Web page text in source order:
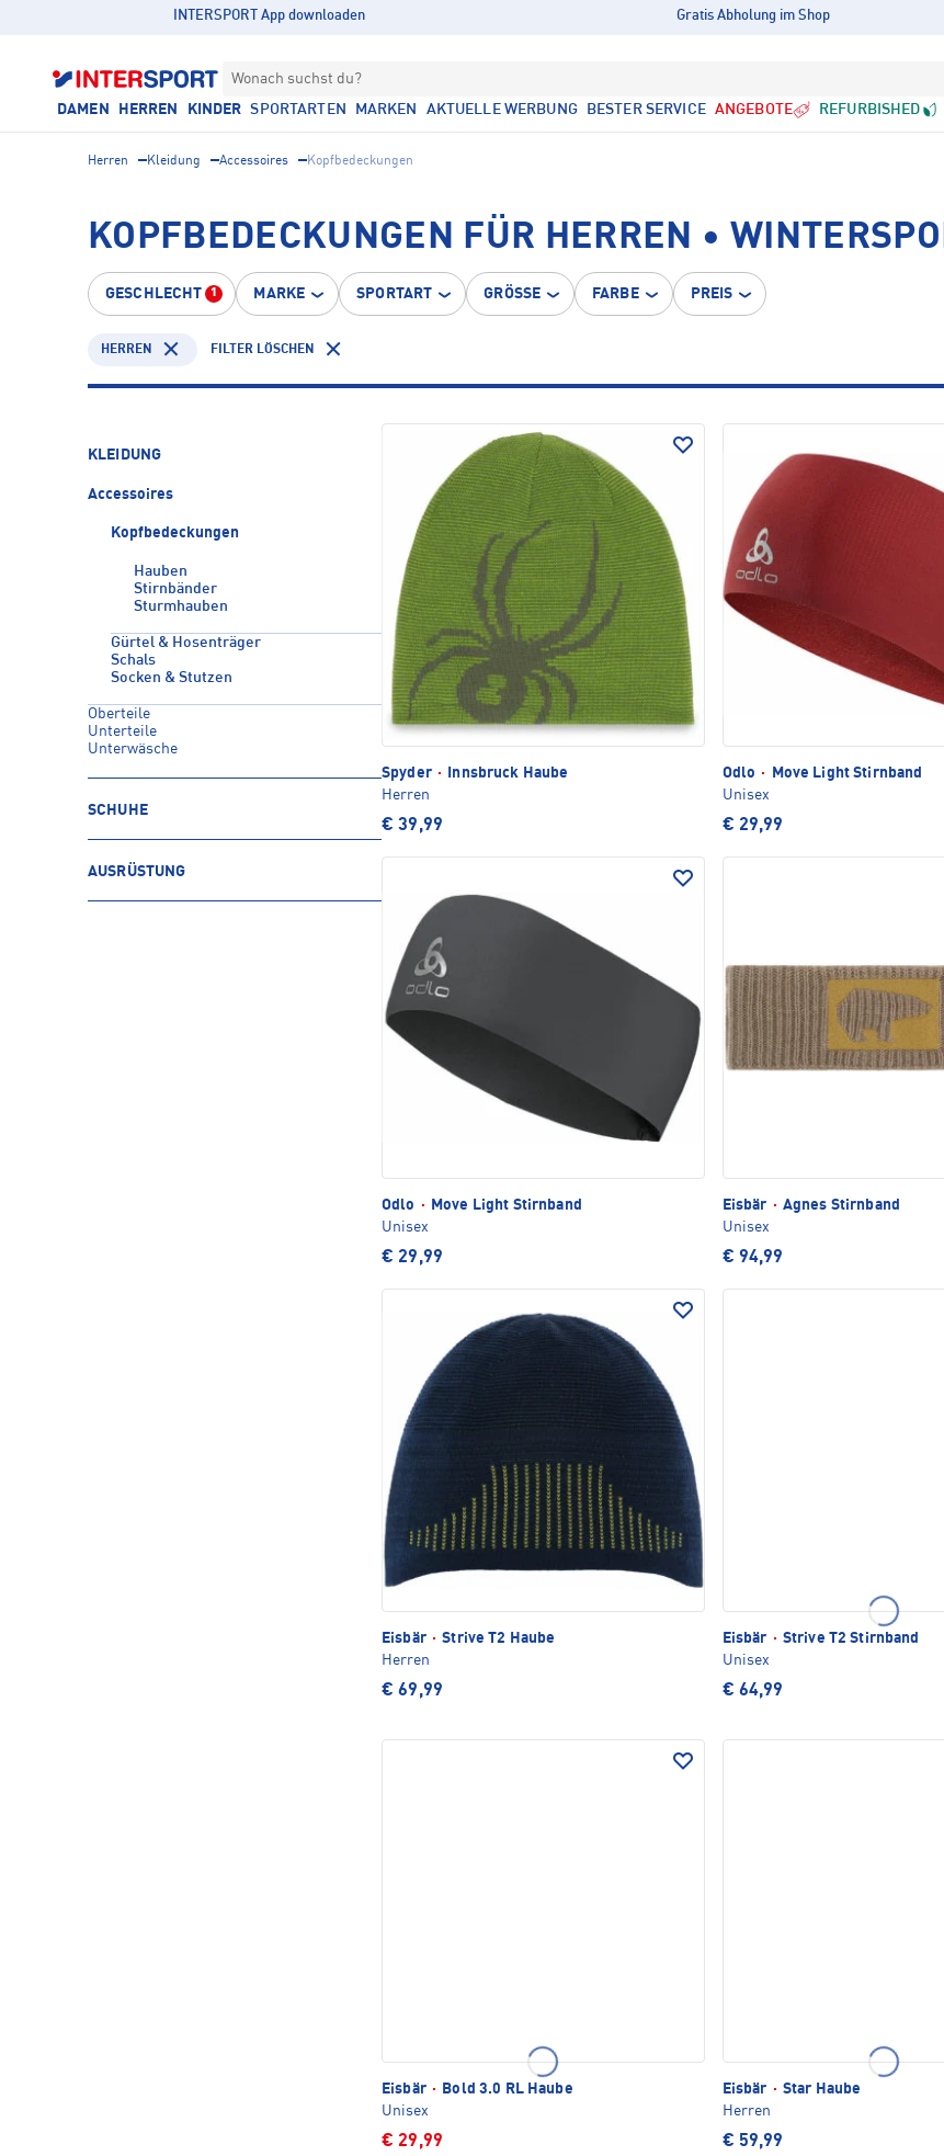
INTERSPORT App downloaden Gratis Abholung im Shop
Wonach suchst du?
DAMEN HERREN KINDER SPORTARTEN MARKEN AKTUELLE WERBUNG BESTER SERVICE ANGEBOTE REFURBISHED
Herren Kleidung Accessoires Kopfbedeckungen
KOPFBEDECKUNGEN FÜR HERREN •
GESCHLECHT 1 MARKE SPORTART GRÖSSE FARBE PREIS
HERREN FILTER LÖSCHEN
KLEIDUNG
Accessoires
Kopfbedeckungen
Hauben
Stirnbänder
Sturmhauben
Gürtel & Hosenträger
Schals
Socken & Stutzen
Oberteile
Unterteile
Unterwäsche
SCHUHE
AUSRÜSTUNG
Spyder ·
Innsbruck Haube
Herren
€ 39,99
Odlo ·
Move Light Stirnband
Unisex
€ 29,99
Odlo ·
Move Light Stirnband
Unisex
€ 29,99
Eisbär · Agnes Stirnband
Unisex
€ 94,99
Eisbär · Strive T2 Haube
Herren
€ 69,99
Eisbär · Strive T2 Stirnband
Unisex
€ 64,99
Eisbär ·
Bold 3.0 RL Haube
Unisex
€ 29,99
Eisbär · Star Haube
Herren
€ 59,99